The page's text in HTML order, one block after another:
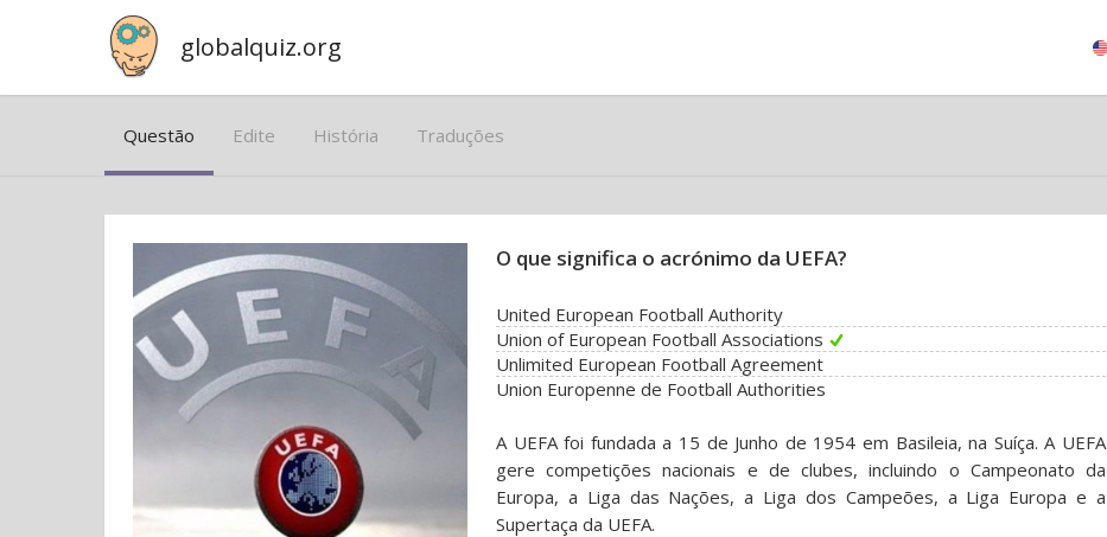
globalquiz.org
Questão Edite História Traduções
O que significa o acrónimo da UEFA?
United European Football Authority
Union of European Football Associations
Unlimited European Football Agreement
Union Europenne de Football Authorities
A UEFA foi fundada a 15 de Junho de 1954 em Basileia, na Suíça. A UEFA
gere competições nacionais e de clubes, incluindo o Campeonato da
Europa, a Liga das Nações, a Liga dos Campeões, a Liga Europa e a
Supertaça da UEFA.